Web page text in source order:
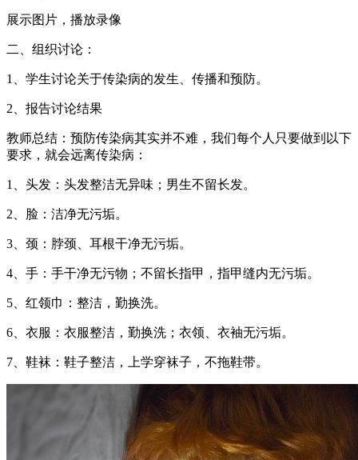
展示图片，播放录像
二、组织讨论：
1、学生讨论关于传染病的发生、传播和预防。
2、报告讨论结果
教师总结：预防传染病其实并不难，我们每个人只要做到以下
要求，就会远离传染病：
1、头发：头发整洁无异味；男生不留长发。
2、脸：洁净无污垢。
3、颈：脖颈、耳根干净无污垢。
4、手：手干净无污物；不留长指甲，指甲缝内无污垢。
5、红领巾：整洁，勤换洗。
6、衣服：衣服整洁，勤换洗；衣领、衣袖无污垢。
7、鞋袜：鞋子整洁，上学穿袜子，不拖鞋带。